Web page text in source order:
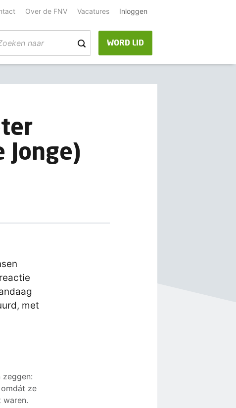
Over de FNV Vacatures Inloggen
WORD LID
met
ze
waren.